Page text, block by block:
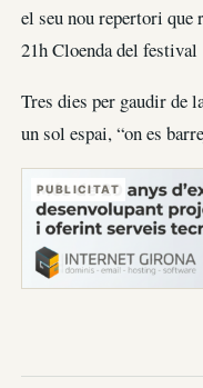
el seu nou repertori que
21h Cloenda del festival
Tres dies per gaudir de
un sol espai, “on es
PUBLICITAT